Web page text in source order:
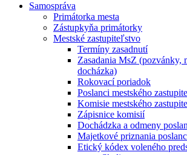
Samospráva
Primátorka mesta
Zástupkyňa primátorky
Mestské zastupiteľstvo
Termíny zasadnutí
Zasadania MsZ (pozvánky,
docházka)
Rokovací poriadok
Poslanci mestského
Komisie mestského
Zápisnice komisií
Dochádzka a odmeny
Majetkové priznania
Etický kódex voleného